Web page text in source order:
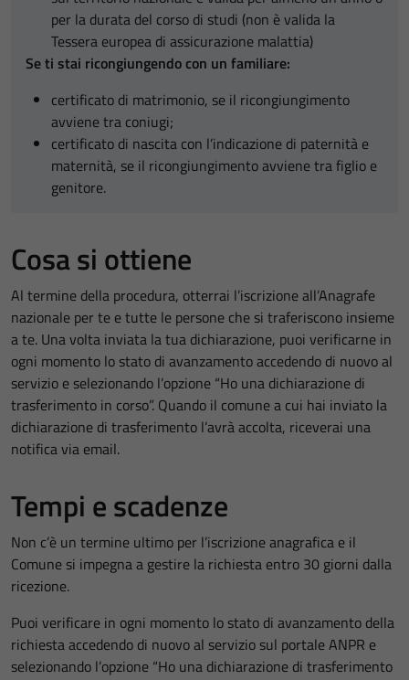
per la durata del corso di studi (non è valida la
Tessera europea di assicurazione malattia)
Se ti stai ricongiungendo con un familiare:
certificato di matrimonio, se il ricongiungimento
avviene tra coniugi;
certificato di nascita con l’indicazione di paternità e
maternità, se il ricongiungimento avviene tra figlio e
genitore.
Cosa si ottiene
Al termine della procedura, otterrai l’iscrizione all’Anagrafe
nazionale per te e tutte le persone che si traferiscono insieme
a te. Una volta inviata la tua dichiarazione, puoi verificarne in
ogni momento lo stato di avanzamento accedendo di nuovo al
servizio e selezionando l’opzione “Ho una dichiarazione di
trasferimento in corso”. Quando il comune a cui hai inviato la
dichiarazione di trasferimento l’avrà accolta, riceverai una
notifica via email.
Tempi e scadenze
Non c’è un termine ultimo per l’iscrizione anagrafica e il
Comune si impegna a gestire la richiesta entro 30 giorni dalla
ricezione.
Puoi verificare in ogni momento lo stato di avanzamento della
richiesta accedendo di nuovo al servizio sul portale ANPR e
selezionando l’opzione “Ho una dichiarazione di trasferimento